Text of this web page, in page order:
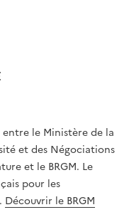
T
É
,
É
G
A
L
le Ministère de la
et des Négociations
et le BRGM. Le
pour les
Découvrir le BRGM